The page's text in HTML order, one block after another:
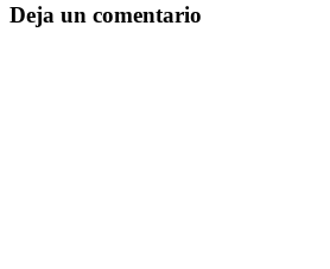
Deja un comentario